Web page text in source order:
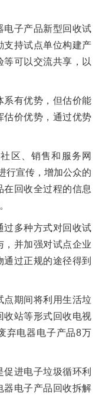
电子产品新型回收试
支持试点单位构建产
可以交流共享，以
系有优势，但估价能
估价优势，通过优势
区、销售和服务网
行宣传，增加公众的
回收全过程的信息
过多种方式对回收试
，并加强对试点企业
过正规的途径得到
期间将利用生活垃
收站等形式回收电视
弃电器电子产品8万
进电子垃圾循环利
器电子产品回收拆解